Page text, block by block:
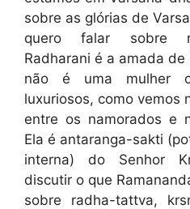
sobre as glórias de
quero falar sobre
Radharani é a amada de
não é uma mulher
luxuriosos, como vemos
entre os namorados e
Ela é antaranga-sakti
interna) do Senhor
discutir o que
sobre radha-tattva,